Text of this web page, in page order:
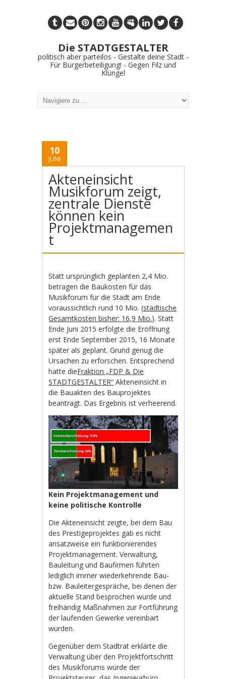
Die STADTGESTALTER
politisch aber parteilos - Gestalte deine Stadt -
Für Bürgerbeteiligung! - Gegen Filz und
Klüngel
10
JUNI
Akteneinsicht
Musikforum zeigt,
zentrale Dienste
können kein
Projektmanagemen
t
Statt ursprünglich geplanten 2,4 Mio.
betragen die Baukosten für das
Musikforum für die Stadt am Ende
voraussichtlich rund 10 Mio. (städtische
Gesamtkosten bisher: 16,9 Mio.). Statt
Ende Juni 2015 erfolgte die Eröffnung
erst Ende September 2015, 16 Monate
später als geplant. Grund genug die
Ursachen zu erforschen. Entsprechend
hatte dieFraktion „FDP & Die
STADTGESTALTER“ Akteneinsicht in
die Bauakten des Bauprojektes
beantragt. Das Ergebnis ist verheerend.
Kein Projektmanagement und
keine politische Kontrolle
Die Akteneinsicht zeigte, bei dem Bau
des Prestigeprojektes gab es nicht
ansatzweise ein funktionierendes
Projektmanagement. Verwaltung,
Bauleitung und Baufirmen führten
lediglich immer wiederkehrende Bau-
bzw. Bauleitergespräche, bei denen der
aktuelle Stand besprochen wurde und
freihändig Maßnahmen zur Fortführung
der laufenden Gewerke vereinbart
wurden.
Gegenüber dem Stadtrat erklärte die
Verwaltung über den Projektfortschritt
des Musikforums würde der